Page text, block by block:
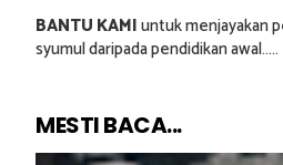
BANTU KAMIuntuk menjayakan
syumul daripada pendidikan awal.....
MESTI BACA...